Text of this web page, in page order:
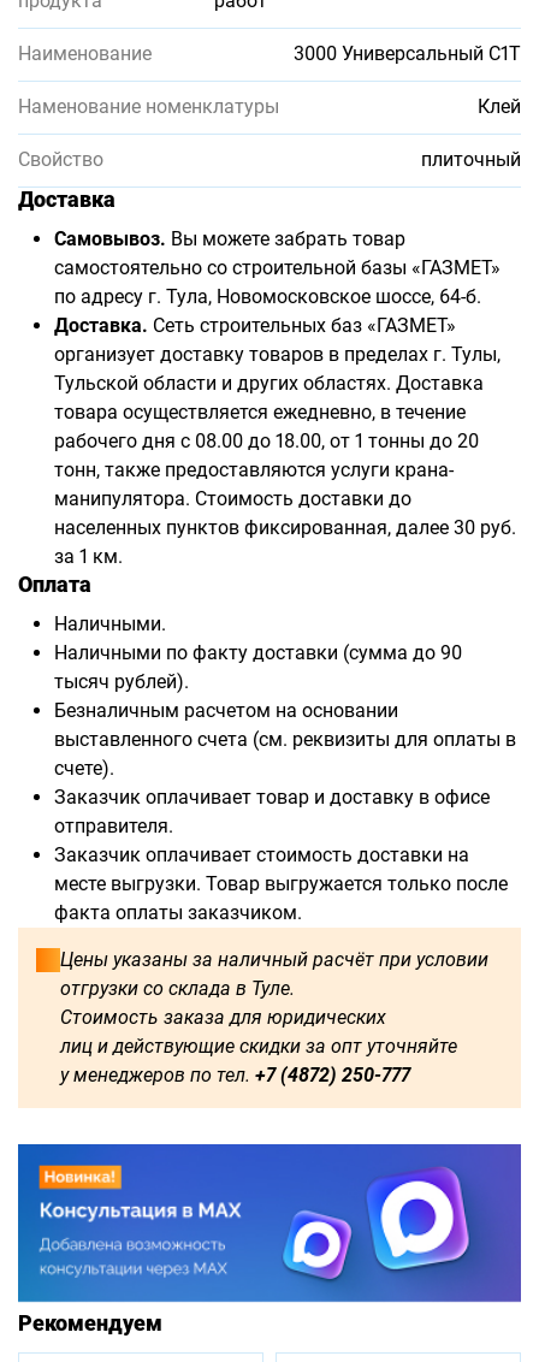
Наименование 3000 Универсальный С1Т
Наменование номенклатуры Клей
Свойство плиточный
Доставка
Самовывоз. Вы можете забрать товар
самостоятельно со строительной базы «ГАЗМЕТ»
по адресу г. Тула, Новомосковское шоссе, 64-б.
Доставка. Сеть строительных баз «ГАЗМЕТ»
организует доставку товаров в пределах г. Тулы,
Тульской области и других областях. Доставка
товара осуществляется ежедневно, в течение
рабочего дня с 08.00 до 18.00, от 1 тонны до 20
тонн, также предоставляются услуги крана-
манипулятора. Стоимость доставки до
населенных пунктов фиксированная, далее 30 руб.
за 1 км.
Оплата
Наличными.
Наличными по факту доставки (сумма до 90
тысяч рублей).
Безналичным расчетом на основании
выставленного счета (см. реквизиты для оплаты в
счете).
Заказчик оплачивает товар и доставку в офисе
отправителя.
Заказчик оплачивает стоимость доставки на
месте выгрузки. Товар выгружается только после
факта оплаты заказчиком.
Цены указаны за наличный расчёт при условии
отгрузки со склада в Туле.
Стоимость заказа для юридических
лиц и действующие скидки за опт уточняйте
у менеджеров по тел. +7 (4872) 250-777
Рекомендуем